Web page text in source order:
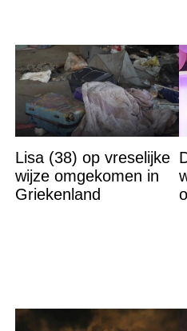
Lisa (38) op vreselijke
wijze omgekomen in
Griekenland